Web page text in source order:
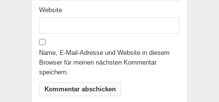
Website
Name, E-Mail-Adresse und Website in diesem
Browser für meinen nächsten Kommentar
speichern.